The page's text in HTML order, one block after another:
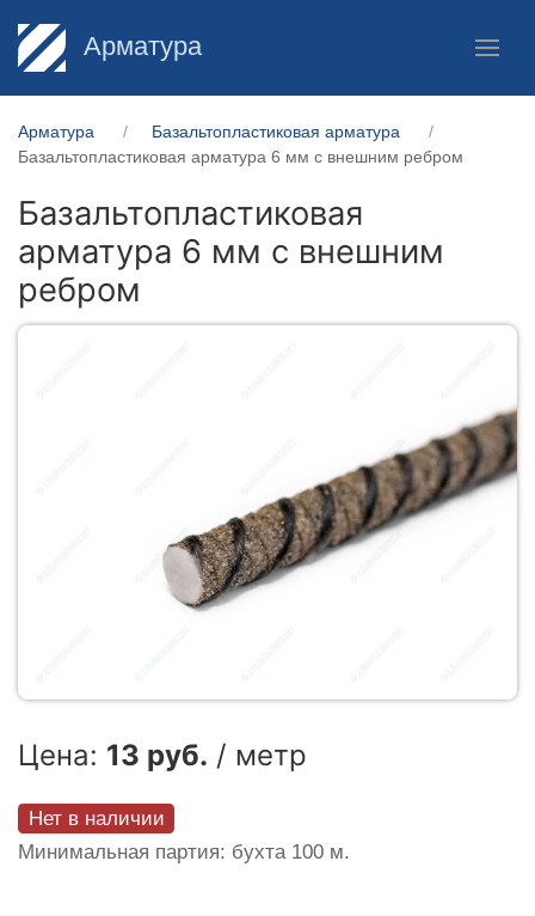
Арматура
Арматура
Базальтопластиковая арматура
Базальтопластиковая арматура 6 мм с внешним ребром
Базальтопластиковая
арматура 6 мм с внешним
ребром
Цена: 13 руб. / метр
Нет в наличии
Минимальная партия: бухта 100 м.